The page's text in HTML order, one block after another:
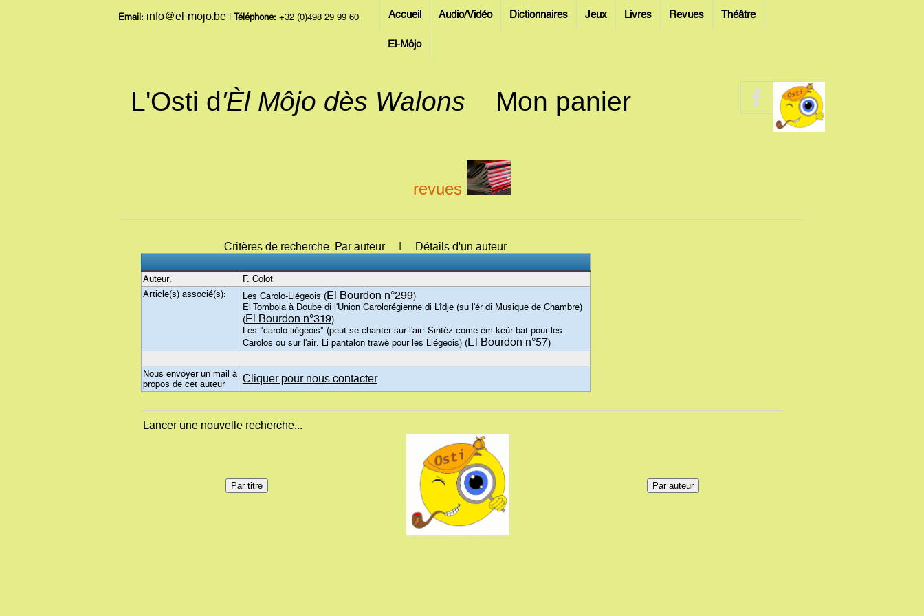
Email: info@el-mojo.be Téléphone: +32 (0)498 29 99 60 Accueil Audio/Vidéo Dictionnaires Jeux Livres Revues Théâtre
El-Môjo
L'Osti d'Èl Môjo dès Walons Mon panier
revues
Critères de recherche: Par auteur | Détails d'un auteur
Auteur:
F. Colot
Article(s) associé(s):
Les Carolo-Liégeois (El Bourdon n°299)
El Tombola à Doube di l'Union Carolorégienne di Lîdje (su l'ér di Musique de Chambre)
(El Bourdon n°319)
Les "carolo-liégeois" (peut se chanter sur l'air: Sintèz come èm keûr bat pour les
Carolos ou sur l'air: Li pantalon trawè pour les Liégeois) (El Bourdon n°57)
Nous envoyer un mail à
propos de cet auteur
Cliquer pour nous contacter
Lancer une nouvelle recherche...